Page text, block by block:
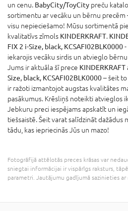
un cenu. BabyCity/ToyCity preču
sortimentu ar vecāku un bērnu
visu nepieciešamo! Mūsu sortimentā
kvalitatīvs zīmols KINDERKRAFT.
FIX 2 i-Size, black, KCSAFI02BLK0000-
iekarojis vecāku sirdis un atvieglo
Jums ir aktuāla šī prece
Size, black, KCSAFI02BLK0000– šeit
ir ražoti izmantojot augstas kvalitātes
pasākumus. Krēsliņš noteikti atvieglos
Jebkuru preci iespējams apskatīt un
tiešsaistē. Šeit varat salīdzināt dažādus
tādu, kas iepriecinās Jūs un mazo!
Fotogrāfijā attēlotās preces krāsas var
sniegtai informācijai ir vispārīgs raksturs,
parametri. Jautājumu gadījumā sazinieties ar